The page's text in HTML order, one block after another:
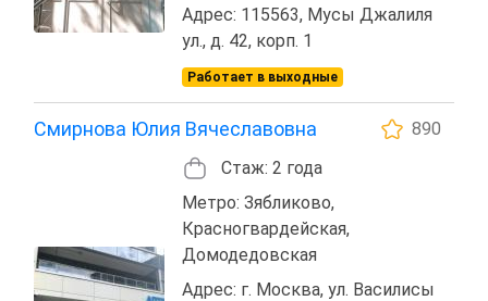
Адрес: 115563, Мусы Джалиля
ул., д. 42, корп. 1
Работает в выходные
Смирнова Юлия Вячеславовна
890
Стаж: 2 года
Метро: Зябликово,
Красногвардейская,
Домодедовская
Адрес: г. Москва, ул. Василисы